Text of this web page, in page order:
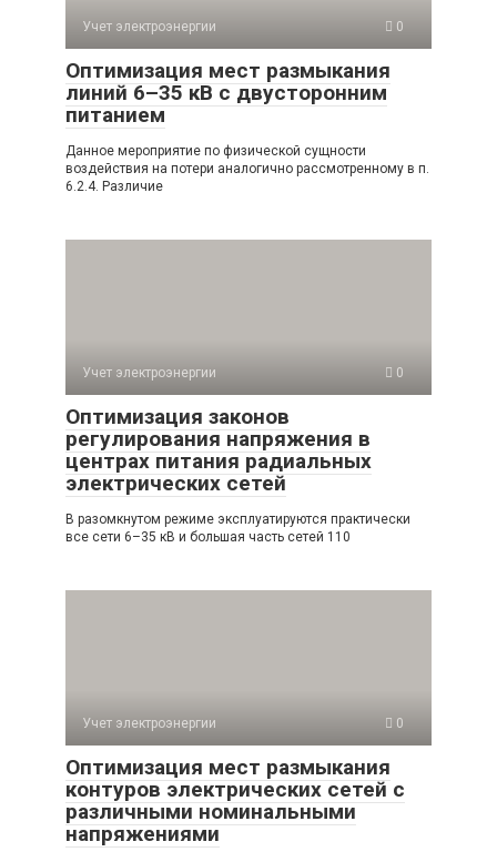
Учет электроэнергии 0
Оптимизация мест размыкания
линий 6–35 кВ с двусторонним
питанием
Данное мероприятие по физической сущности
воздействия на потери аналогично рассмотренному в п.
6.2.4. Различие
Учет электроэнергии 0
Оптимизация законов
регулирования напряжения в
центрах питания радиальных
электрических сетей
В разомкнутом режиме эксплуатируются практически
все сети 6–35 кВ и большая часть сетей 110
Учет электроэнергии 0
Оптимизация мест размыкания
контуров электрических сетей с
различными номинальными
напряжениями